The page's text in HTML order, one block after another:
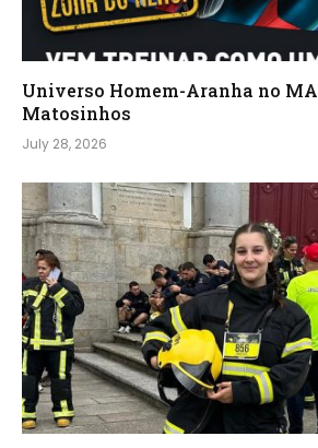
Universo Homem-Aranha no
Matosinhos
July 28, 2026